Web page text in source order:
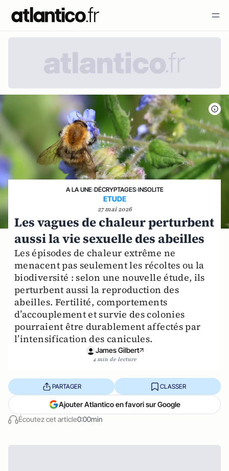
A LA UNE›DÉCRYPTAGES›INSOLITE
ETUDE
27 mai 2026
Les vagues de chaleur perturbent
aussi la vie sexuelle des abeilles
Les épisodes de chaleur extrême ne
menacent pas seulement les récoltes ou la
biodiversité : selon une nouvelle étude, ils
perturbent aussi la reproduction des
abeilles. Fertilité, comportements
d’accouplement et survie des colonies
pourraient être durablement affectés par
l’intensification des canicules.
James Gilbert
4 min de lecture
Écoutez cet article0:00min
PARTAGER CLASSER
Ajouter Atlantico en favori sur Google